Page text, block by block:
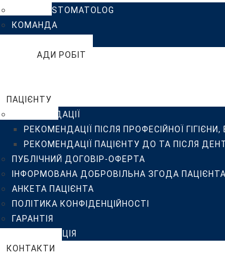
ІНФОРМОВАНА ДОБРОВІЛЬНА ЗГОДА
АНКЕТА ПАЦІЄНТА
ГАРАНТІЯ
КЛІНІКА ISTOMATOLOG
КОМАНДА
ПРИКЛАДИ РОБІТ
ПАЦІЄНТУ
РЕКОМЕНДАЦІЇ
РЕКОМЕНДАЦІЇ ПІСЛЯ ПРОФЕСІЙНОЇ
РЕКОМЕНДАЦІЇ ПАЦІЄНТУ ДО ТА ПІСЛЯ
ПУБЛІЧНИЙ ДОГОВІР-ОФЕРТА
ІНФОРМОВАНА ДОБРОВІЛЬНА ЗГОДА ПАЦІЄНТА
АНКЕТА ПАЦІЄНТА
ПОЛІТИКА КОНФІДЕНЦІЙНОСТІ
ГАРАНТІЯ
СТЕРИЛІЗАЦІЯ
КОНТАКТИ